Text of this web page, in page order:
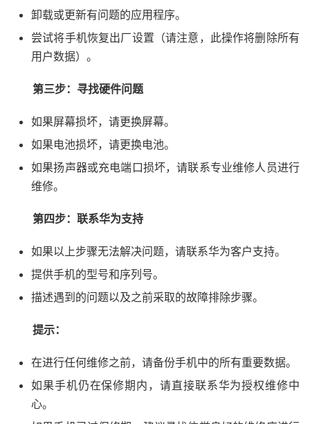
卸载或更新有问题的应用程序。
尝试将手机恢复出厂设置（请注意，此操作将删除所有
用户数据）。
第三步：寻找硬件问题
如果屏幕损坏，请更换屏幕。
如果电池损坏，请更换电池。
如果扬声器或充电端口损坏，请联系专业维修人员进行
维修。
第四步：联系华为支持
如果以上步骤无法解决问题，请联系华为客户支持。
提供手机的型号和序列号。
描述遇到的问题以及之前采取的故障排除步骤。
提示：
在进行任何维修之前，请备份手机中的所有重要数据。
如果手机仍在保修期内，请直接联系华为授权维修中
心。